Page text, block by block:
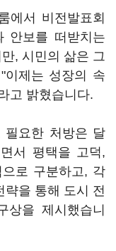
에서 비전발표회
안보를 떠받치는
, 시민의 삶은 그
이제는 성장의 속
고 밝혔습니다.
필요한 처방은 달
서 평택을 고덕,
로 구분하고, 각
략을 통해 도시 전
상을 제시했습니